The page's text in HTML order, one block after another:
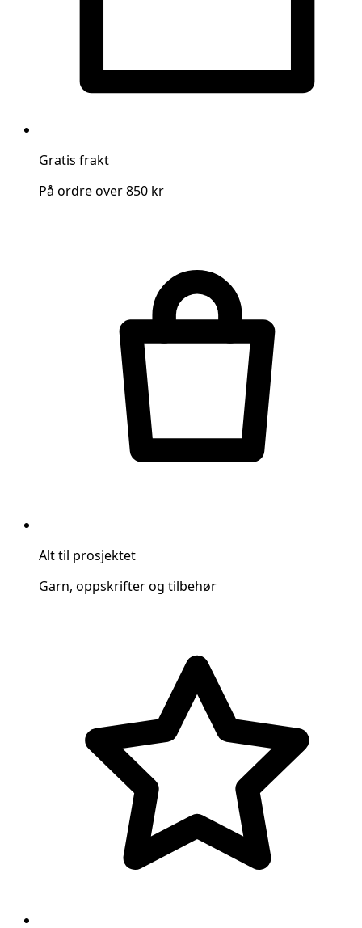
Gratis frakt
På ordre over 850 kr
Alt til prosjektet
Garn, oppskrifter og tilbehør